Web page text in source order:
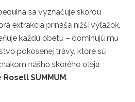
sa vyznačuje skorou
extrakcia prináša nižší výťažok,
každú obetu – dominujú mu
pokosenej trávy, ktoré sú
nášho skorého oleja
SUMMUM.